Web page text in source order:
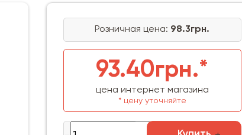
Розничная цена: 98.3грн.
93.40грн.*
цена интернет магазина
* цену уточняйте